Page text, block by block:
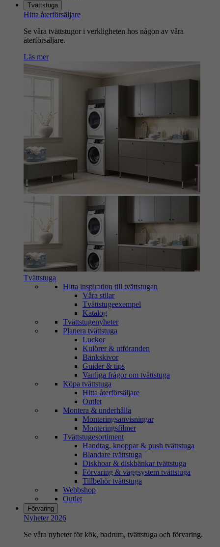
Tvättstuga
Hitta återförsäljare
Se våra tvättstugor i verkligheten hos någon av våra
återförsäljare.
Läs mer
Tvättstuga
Hitta inspiration till tvättstugan
Våra stilar
Tvättstugeexempel
Katalog
Tvättstugenyheter
Planera tvättstuga
Luckor
Kulörer & utföranden
Bänkskivor
Guider & tips
Vanliga frågor om tvättstuga
Köpa tvättstuga
Hitta återförsäljare
Outlet
Montera & underhålla
Monteringsanvisningar
Monteringsfilmer
Tvättstugesortiment
Handtag, knoppar & push tvättstuga
Blandare tvättstuga
Diskhoar & diskbänkar tvättstuga
Förvaring & väggsystem tvättstuga
Tillbehör tvättstuga
Webbshop
Outlet
Förvaring
Nyheter 2026
Se våra nyheter för kök, badrum, tvättstuga och förvaring.